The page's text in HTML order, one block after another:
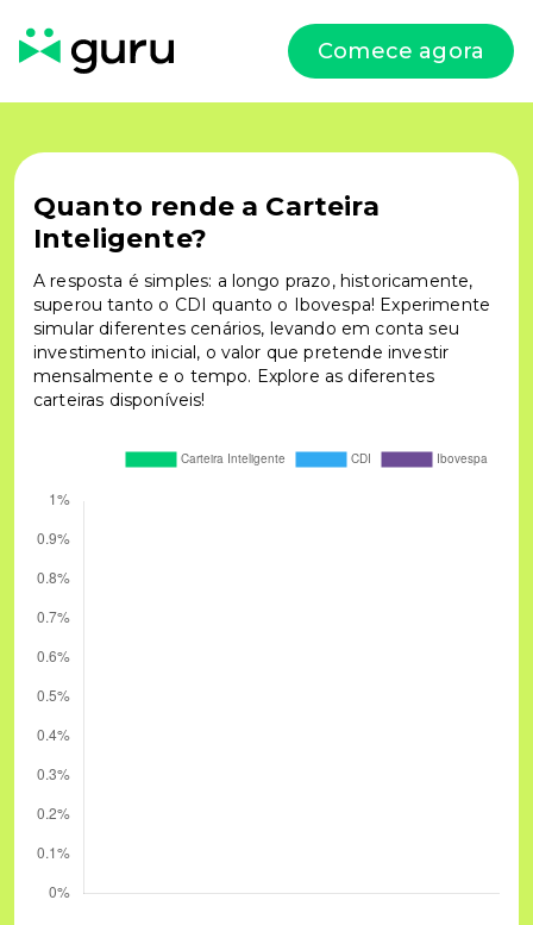
Comece agora
Quanto rende a Carteira
Inteligente?
A resposta é simples: a longo prazo, historicamente,
superou tanto o CDI quanto o Ibovespa! Experimente
simular diferentes cenários, levando em conta seu
investimento inicial, o valor que pretende investir
mensalmente e o tempo. Explore as diferentes
carteiras disponíveis!